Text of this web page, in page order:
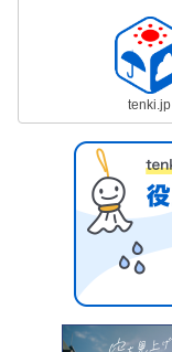
tenki.jp